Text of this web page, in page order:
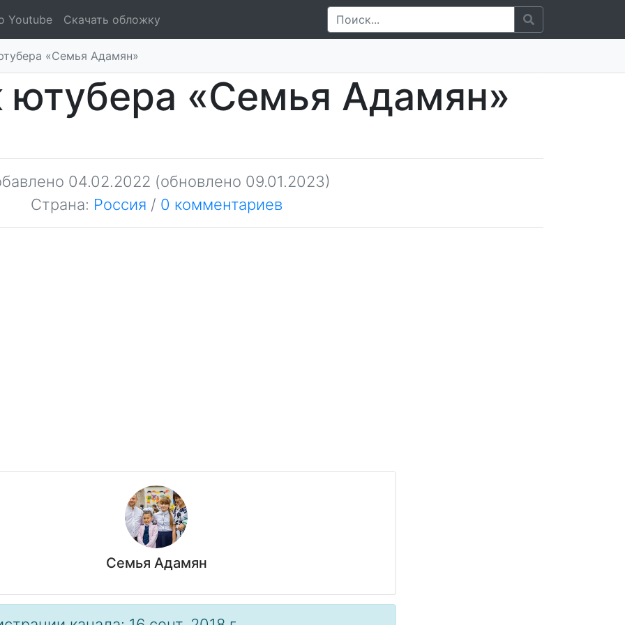
Youtube Скачать обложку
«Семья Адамян»
ютубера «Семья Адамян»
04.02.2022 (обновлено 09.01.2023)
Страна: Россия / 0 комментариев
Семья Адамян